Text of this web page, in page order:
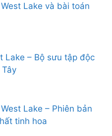
Lake và bài toán
Lake – Bộ sưu tập độc
Lake – Phiên bản
tinh hoa